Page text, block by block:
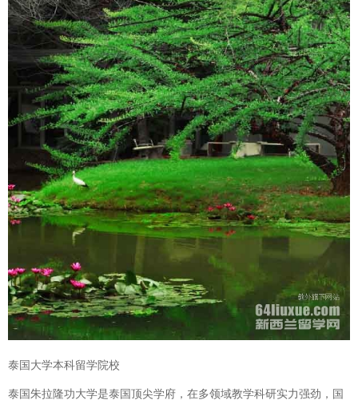
泰国大学本科留学院校
泰国朱拉隆功大学是泰国顶尖学府，在多领域教学科研实力强劲，国